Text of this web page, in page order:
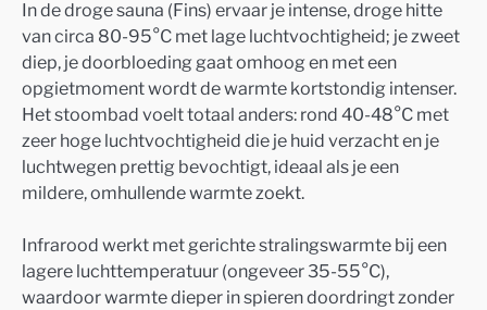
In de droge sauna (Fins) ervaar je intense, droge hitte
van circa 80-95°C met lage luchtvochtigheid; je zweet
diep, je doorbloeding gaat omhoog en met een
opgietmoment wordt de warmte kortstondig intenser.
Het stoombad voelt totaal anders: rond 40-48°C met
zeer hoge luchtvochtigheid die je huid verzacht en je
luchtwegen prettig bevochtigt, ideaal als je een
mildere, omhullende warmte zoekt.
Infrarood werkt met gerichte stralingswarmte bij een
lagere luchttemperatuur (ongeveer 35-55°C),
waardoor warmte dieper in spieren doordringt zonder